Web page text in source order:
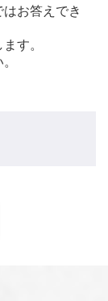
お答えでき
す。